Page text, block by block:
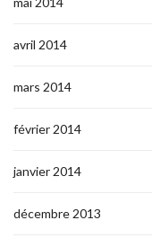
avril 2014
mars 2014
février 2014
janvier 2014
décembre 2013